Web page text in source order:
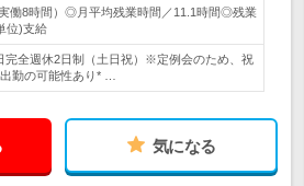
働8時間）◎月平均残業時間／11.1時間◎残業
位)支給
全週休2日制（土日祝）※定例会のため、祝
勤の可能性あり* …
気になる